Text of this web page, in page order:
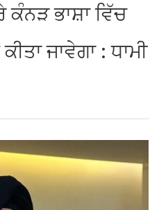
ਕੰਨੜ ਭਾਸ਼ਾ ਵਿੱਚ
ਜਾਵੇਗਾ : ਧਾਮੀ